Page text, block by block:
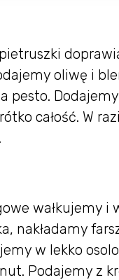
oliwę i
pesto.
całość. W
wałkujemy i
nakładamy
w lekko
Podajemy z